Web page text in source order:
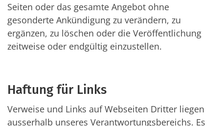
Seiten oder das gesamte Angebot ohne
gesonderte Ankündigung zu verändern, zu
ergänzen, zu löschen oder die Veröffentlichung
zeitweise oder endgültig einzustellen.
Haftung für Links
Verweise und Links auf Webseiten Dritter liegen
ausserhalb unseres Verantwortungsbereichs. Es